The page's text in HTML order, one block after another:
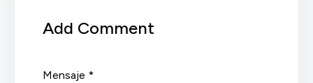
Add Comment
Mensaje *